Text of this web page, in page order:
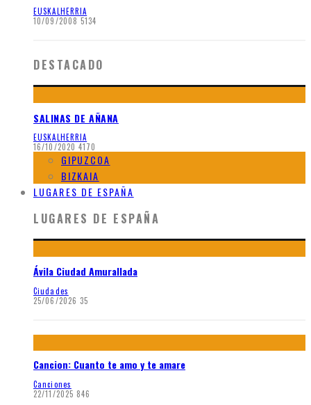
EUSKALHERRIA
10/09/2008 5134
DESTACADO
SALINAS DE AÑANA
EUSKALHERRIA
16/10/2020 4170
GIPUZCOA
BIZKAIA
LUGARES DE ESPAÑA
LUGARES DE ESPAÑA
Ávila Ciudad Amurallada
Ciudades
25/06/2026 35
Cancion: Cuanto te amo y te amare
Canciones
22/11/2025 846